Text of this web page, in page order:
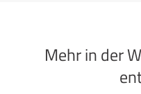
Mehr in der